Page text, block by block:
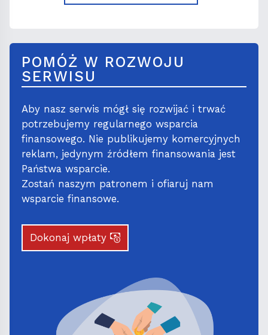
POMÓŻ W ROZWOJU
SERWISU
Aby nasz serwis mógł się rozwijać i trwać
potrzebujemy regularnego wsparcia
finansowego. Nie publikujemy komercyjnych
reklam, jedynym źródłem finansowania jest
Państwa wsparcie.
Zostań naszym patronem i ofiaruj nam
wsparcie finansowe.
Dokonaj wpłaty